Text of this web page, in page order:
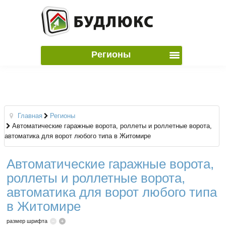
Регионы
Главная
Регионы
Автоматические гаражные ворота, роллеты и роллетные ворота,
автоматика для ворот любого типа в Житомире
Автоматические гаражные ворота,
роллеты и роллетные ворота,
автоматика для ворот любого типа
в Житомире
размер шрифта